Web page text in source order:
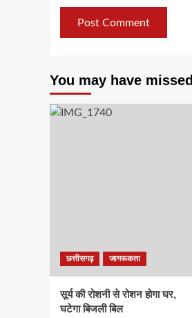
You may have missed
छत्तीसगढ़ जागरूकता
सूर्य की रोशनी से रोशन होगा घर,
घटेगा बिजली बिल